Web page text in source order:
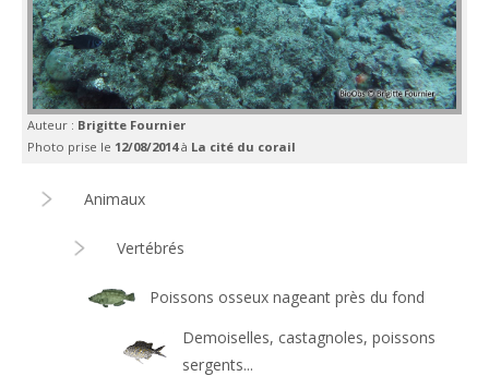
Auteur : Brigitte Fournier
Photo prise le 12/08/2014à La cité du corail
Animaux
Vertébrés
Poissons osseux nageant près du fond
Demoiselles, castagnoles, poissons
sergents...